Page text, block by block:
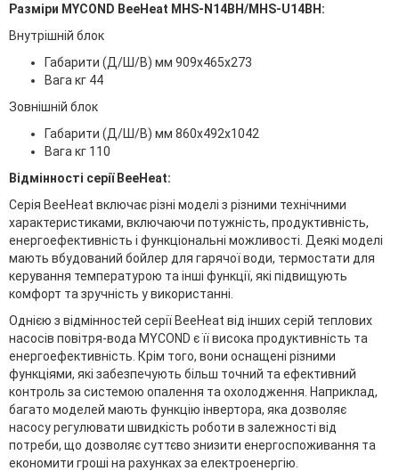
Разміри MYCOND BeeHeat MHS-N14BH/MHS-U14BH:
Внутрішній блок
Габарити (Д/Ш/В) мм 909х465х273
Вага кг 44
Зовнішній блок
Габарити (Д/Ш/В) мм 860х492х1042
Вага кг 110
Відмінності серії BeeHeat:
Серія BeeHeat включає різні моделі з різними технічними
характеристиками, включаючи потужність, продуктивність,
енергоефективність і функціональні можливості. Деякі моделі
мають вбудований бойлер для гарячої води, термостати для
керування температурою та інші функції, які підвищують
комфорт та зручність у використанні.
Однією з відмінностей серії BeeHeat від інших серій теплових
насосів повітря-вода MYCOND є її висока продуктивність та
енергоефективність. Крім того, вони оснащені різними
функціями, які забезпечують більш точний та ефективний
контроль за системою опалення та охолодження. Наприклад,
багато моделей мають функцію інвертора, яка дозволяє
насосу регулювати швидкість роботи в залежності від
потреби, що дозволяє суттєво знизити енергоспоживання та
економити гроші на рахунках за електроенергію.